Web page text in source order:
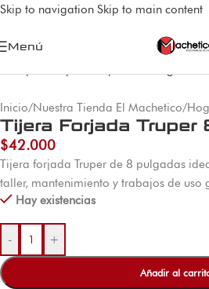
Skip to navigation Skip to main content
Menú
Inicio/Nuestra Tienda El Machetico/
Tijera Forjada Truper
$42.000
Tijera forjada Truper de 8 pulgadas
taller, mantenimiento y trabajos de uso
Hay existencias
- +
Añadir al